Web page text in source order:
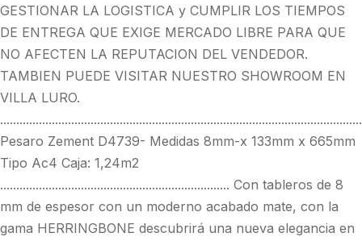
GESTIONAR LA LOGISTICA y CUMPLIR LOS TIEMPOS
DE ENTREGA QUE EXIGE MERCADO LIBRE PARA QUE
NO AFECTEN LA REPUTACION DEL VENDEDOR.
TAMBIEN PUEDE VISITAR NUESTRO SHOWROOM EN
VILLA LURO.
Pesaro Zement D4739- Medidas 8mm-x 133mm x 665mm
Tipo Ac4 Caja: 1,24m2
....................................................................... Con tableros de 8
mm de espesor con un moderno acabado mate, con la
gama HERRINGBONE descubrirá una nueva elegancia en